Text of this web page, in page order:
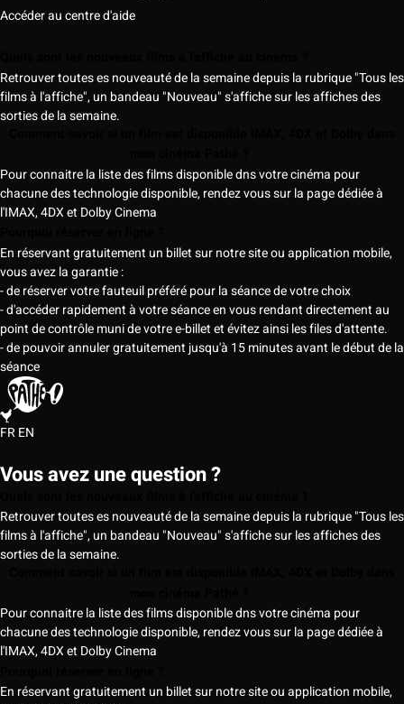
Accéder au centre d'aide
Retrouver toutes es nouveauté de la semaine depuis la rubrique "Tous les
films à l'affiche", un bandeau "Nouveau" s'affiche sur les affiches des
sorties de la semaine.
Pour connaitre la liste des films disponible dns votre cinéma pour
chacune des technologie disponible, rendez vous sur la page dédiée à
l'IMAX, 4DX et Dolby Cinema
En réservant gratuitement un billet sur notre site ou application mobile,
vous avez la garantie :
- de réserver votre fauteuil préféré pour la séance de votre choix
- d'accéder rapidement à votre séance en vous rendant directement au
point de contrôle muni de votre e-billet et évitez ainsi les files d'attente.
- de pouvoir annuler gratuitement jusqu'à 15 minutes avant le début de la
séance
FREN
Vous avez une question ?
Retrouver toutes es nouveauté de la semaine depuis la rubrique "Tous les
films à l'affiche", un bandeau "Nouveau" s'affiche sur les affiches des
sorties de la semaine.
Pour connaitre la liste des films disponible dns votre cinéma pour
chacune des technologie disponible, rendez vous sur la page dédiée à
l'IMAX, 4DX et Dolby Cinema
En réservant gratuitement un billet sur notre site ou application mobile,